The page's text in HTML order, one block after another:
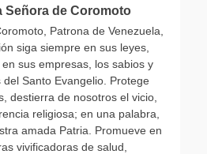
Señora de Coromoto
Patrona de Venezuela,
siga siempre en sus leyes,
sus empresas, los sabios y
Santo Evangelio. Protege
destierra de nosotros el vicio,
religiosa; en una palabra,
amada Patria. Promueve en
vivificadoras de salud,